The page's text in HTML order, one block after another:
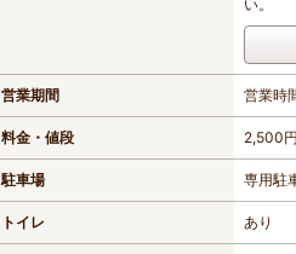
い。
営業期間 営業時
料金・値段 2,500
駐車場 専用駐
トイレ あり